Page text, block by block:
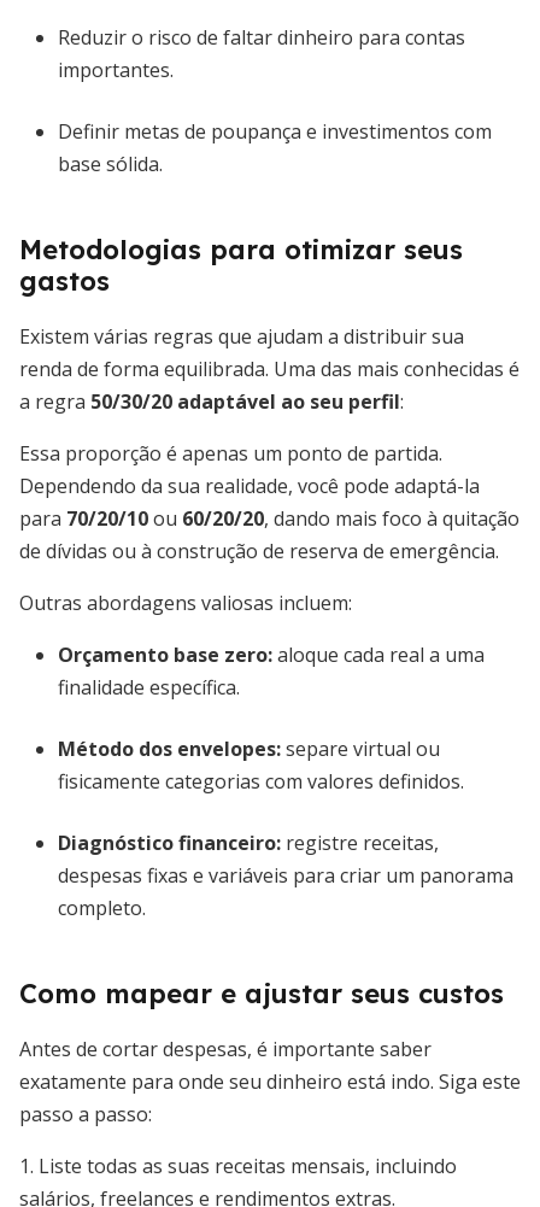
Reduzir o risco de faltar dinheiro para contas
importantes.
Definir metas de poupança e investimentos com
base sólida.
Metodologias para otimizar seus
gastos
Existem várias regras que ajudam a distribuir sua
renda de forma equilibrada. Uma das mais conhecidas é
a regra 50/30/20 adaptável ao seu perfil:
Essa proporção é apenas um ponto de partida.
Dependendo da sua realidade, você pode adaptá-la
para 70/20/10ou 60/20/20, dando mais foco à quitação
de dívidas ou à construção de reserva de emergência.
Outras abordagens valiosas incluem:
Orçamento base zero:aloque cada real a uma
finalidade específica.
Método dos envelopes:separe virtual ou
fisicamente categorias com valores definidos.
Diagnóstico financeiro: registre receitas,
despesas fixas e variáveis para criar um panorama
completo.
Como mapear e ajustar seus custos
Antes de cortar despesas, é importante saber
exatamente para onde seu dinheiro está indo. Siga este
passo a passo:
1. Liste todas as suas receitas mensais, incluindo
salários, freelances e rendimentos extras.